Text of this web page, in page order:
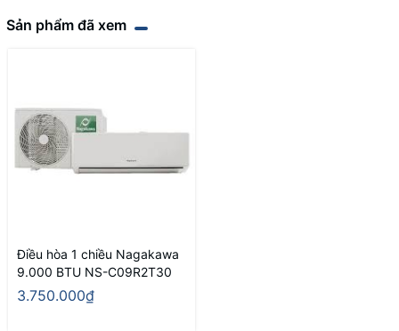
Sản phẩm đã xem
Điều hòa 1 chiều Nagakawa
9.000 BTU NS-C09R2T30
3.750.000₫